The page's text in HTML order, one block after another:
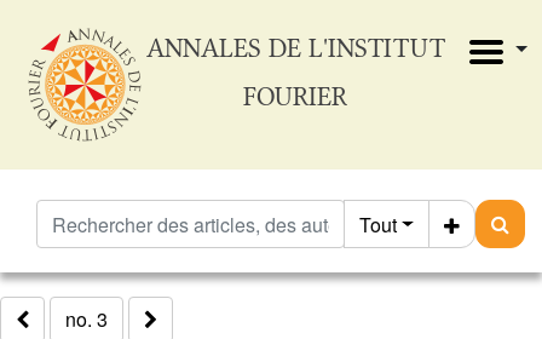
ANNALES DE L'INSTITUT
FOURIER
Tout
no. 3